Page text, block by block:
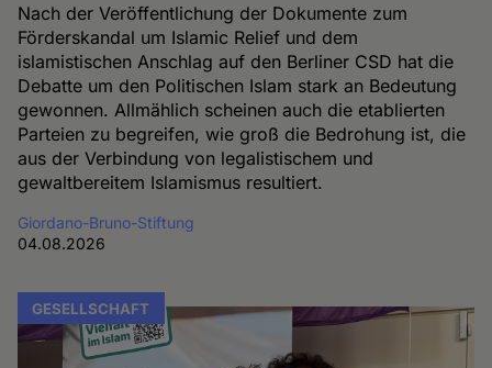
Nach der Veröffentlichung der Dokumente zum
Förderskandal um Islamic Relief und dem
islamistischen Anschlag auf den Berliner CSD hat die
Debatte um den Politischen Islam stark an Bedeutung
gewonnen. Allmählich scheinen auch die etablierten
Parteien zu begreifen, wie groß die Bedrohung ist, die
aus der Verbindung von legalistischem und
gewaltbereitem Islamismus resultiert.
Giordano-Bruno-Stiftung
04.08.2026
GESELLSCHAFT